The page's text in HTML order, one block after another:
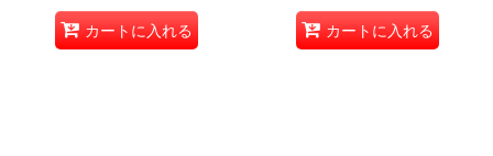
カートに入れる カートに入れる